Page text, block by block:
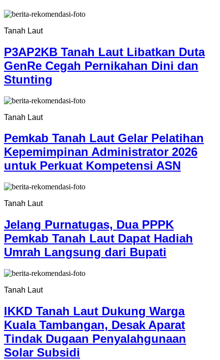
Tanah Laut
P3AP2KB Tanah Laut Libatkan Duta
GenRe Cegah Pernikahan Dini dan
Stunting
Tanah Laut
Pemkab Tanah Laut Gelar Pelatihan
Kepemimpinan Administrator 2026
untuk Perkuat Kompetensi ASN
Tanah Laut
Jelang Purnatugas, Dua PPPK
Pemkab Tanah Laut Dapat Hadiah
Umrah Langsung dari Bupati
Tanah Laut
IKKD Tanah Laut Dukung Warga
Kuala Tambangan, Desak Aparat
Tindak Dugaan Penyalahgunaan
Solar Subsidi